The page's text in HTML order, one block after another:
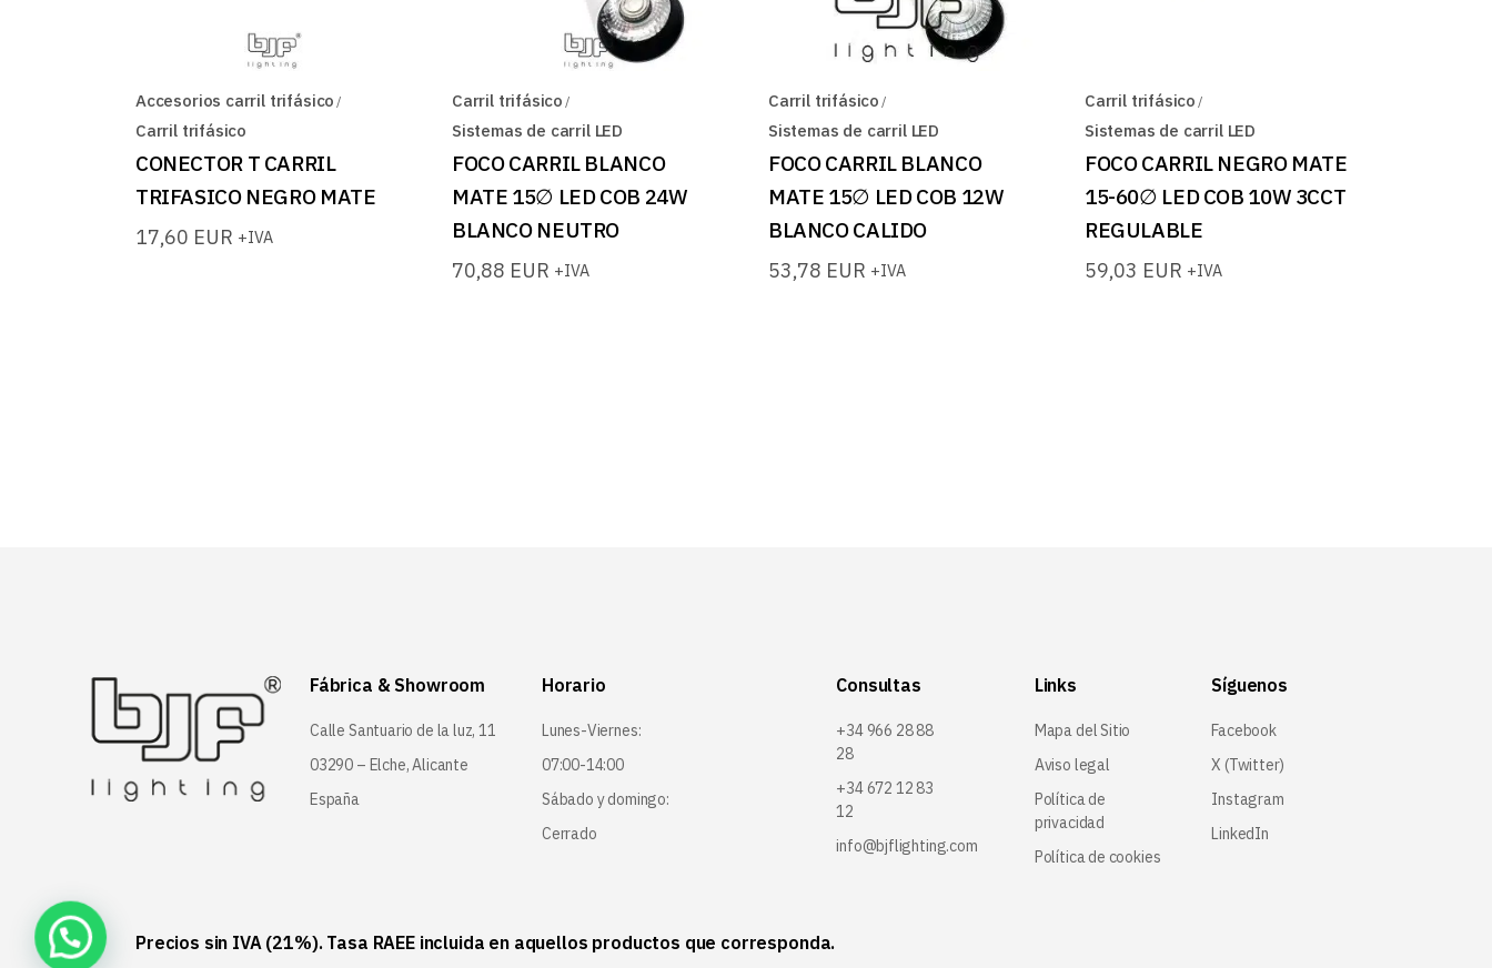
Accesorios carril trifásico
Carril trifásico
CONECTOR T CARRIL
TRIFASICO NEGRO MATE
17,60 EUR +IVA
Carril trifásico
Sistemas de carril LED
FOCO CARRIL BLANCO
MATE 15∅ LED COB 24W
BLANCO NEUTRO
70,88 EUR +IVA
Carril trifásico
Sistemas de carril LED
FOCO CARRIL BLANCO
MATE 15∅ LED COB 12W
BLANCO CALIDO
53,78 EUR +IVA
Carril trifásico
Sistemas de carril LED
FOCO CARRIL NEGRO MATE
15-60∅ LED COB 10W 3CCT
REGULABLE
59,03 EUR +IVA
Fábrica & Showroom
Calle Santuario de la luz, 11
03290 – Elche, Alicante
España
Horario
Lunes-Viernes:
07:00-14:00
Sábado y domingo:
Cerrado
Consultas
+34 966 28 88
28
+34 672 12 83
12
info@bjflighting.com
Links
Mapa del Sitio
Aviso legal
Política de
privacidad
Política de cookies
Síguenos
Facebook
X (Twitter)
Instagram
LinkedIn
Precios sin IVA (21%). Tasa RAEE incluida en aquellos productos que corresponda.